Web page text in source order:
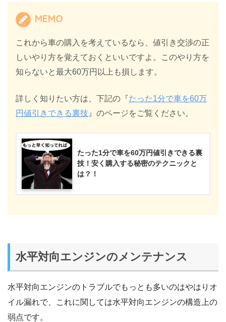
MEMO
これから車の購入を考えているなら、値引き交渉の正
しいやり方を覚えておくといいですよ。このやり方を
知らないと最大60万円以上も損します。
詳しく知りたい方は、下記の『たった1分で車を60万
円値引きできる裏技 』のページをご覧ください。
たった1分で車を60万円値引きできる裏
技！安く購入する秘密のテクニックと
は？！
水平対向エンジンのメンテナンス
水平対向エンジンのトラブルでもっとも多いのはやはりオ
イル漏れで、これに関しては水平対向エンジンの構造上の
弱点です。